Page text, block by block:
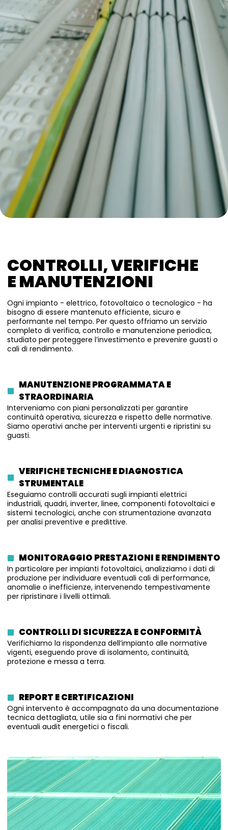
CONTROLLI, VERIFICHE
E MANUTENZIONI
Ogni impianto - elettrico, fotovoltaico o tecnologico - ha
bisogno di essere mantenuto efficiente, sicuro e
performante nel tempo. Per questo offriamo un servizio
completo di verifica, controllo e manutenzione periodica,
studiato per proteggere l’investimento e prevenire guasti o
cali di rendimento.
MANUTENZIONE PROGRAMMATA E
STRAORDINARIA
Interveniamo con piani personalizzati per garantire
continuità operativa, sicurezza e rispetto delle normative.
Siamo operativi anche per interventi urgenti e ripristini su
guasti.
VERIFICHE TECNICHE E DIAGNOSTICA
STRUMENTALE
Eseguiamo controlli accurati sugli impianti elettrici
industriali, quadri, inverter, linee, componenti fotovoltaici e
sistemi tecnologici, anche con strumentazione avanzata
per analisi preventive e predittive.
MONITORAGGIO PRESTAZIONI E RENDIMENTO
In particolare per impianti fotovoltaici, analizziamo i dati di
produzione per individuare eventuali cali di performance,
anomalie o inefficienze, intervenendo tempestivamente
per ripristinare i livelli ottimali.
CONTROLLI DI SICUREZZA E CONFORMITÀ
Verifichiamo la rispondenza dell’impianto alle normative
vigenti, eseguendo prove di isolamento, continuità,
protezione e messa a terra.
REPORT E CERTIFICAZIONI
Ogni intervento è accompagnato da una documentazione
tecnica dettagliata, utile sia a fini normativi che per
eventuali audit energetici o fiscali.